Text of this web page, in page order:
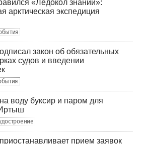
«Ледокол знаний»:
арктическая экспедиция
закон об обязательных
судов и введении
воду буксир и паром для
прием заявок